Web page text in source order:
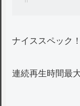
ナイススペック！
連続再生時間最